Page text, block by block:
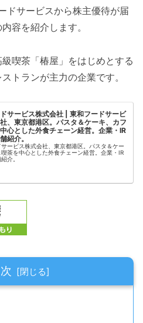
ドサービスから株主優待が届
容を紹介します。
喫茶「椿屋」をはじめとする
トランが主力の企業です。
サービス株式会社 | 東和フードサービ
、東京都港区。パスタ＆ケーキ、カフ
心とした外食チェーン経営。企業・IR
紹介。
ービス株式会社、東京都港区。パスタ＆ケー
茶を中心とした外食チェーン経営。企業・IR
介。